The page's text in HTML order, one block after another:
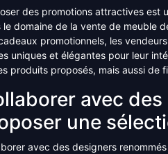
des promotions attractives est
le domaine de la vente de meuble
promotionnels, les
uniques et élégantes pour leur
produits proposés, mais aussi de
avec
une
avec des designers